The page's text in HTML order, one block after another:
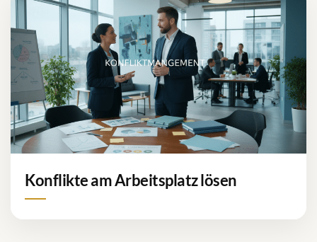
Konflikte am Arbeitsplatz lösen